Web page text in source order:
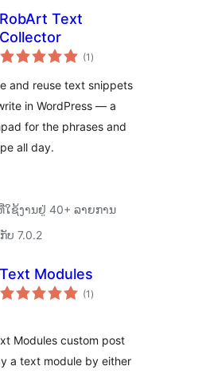
RobArt Text
Collector
(1 ຄະແນນ
ທັງໝົດ
)
and reuse text snippets
in WordPress — a
for the phrases and
all day.
ໃຊ້ງານຢູ່ 40+ ລາຍການ
ບ 7.0.2
Text Modules
(1 ຄະແນນ
ທັງໝົດ
)
Modules custom post
a text module by either